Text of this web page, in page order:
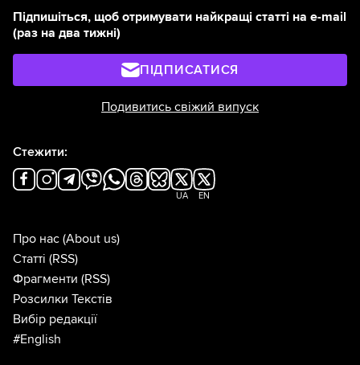
Підпишіться, щоб отримувати найкращі статті на e-mail
(раз на два тижні)
ПІДПИСАТИСЯ
Подивитись свіжий випуск
Стежити:
UA EN
Про нас (About us)
Статті (RSS)
Фрагменти (RSS)
Розсилки Текстів
Вибір редакції
#English